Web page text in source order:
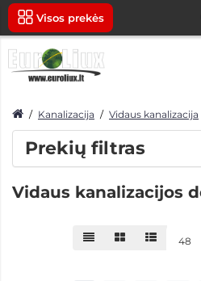
Visos prekės
Kanalizacija Vidaus kanalizacija
Prekių filtras
Vidaus kanalizacijos
48